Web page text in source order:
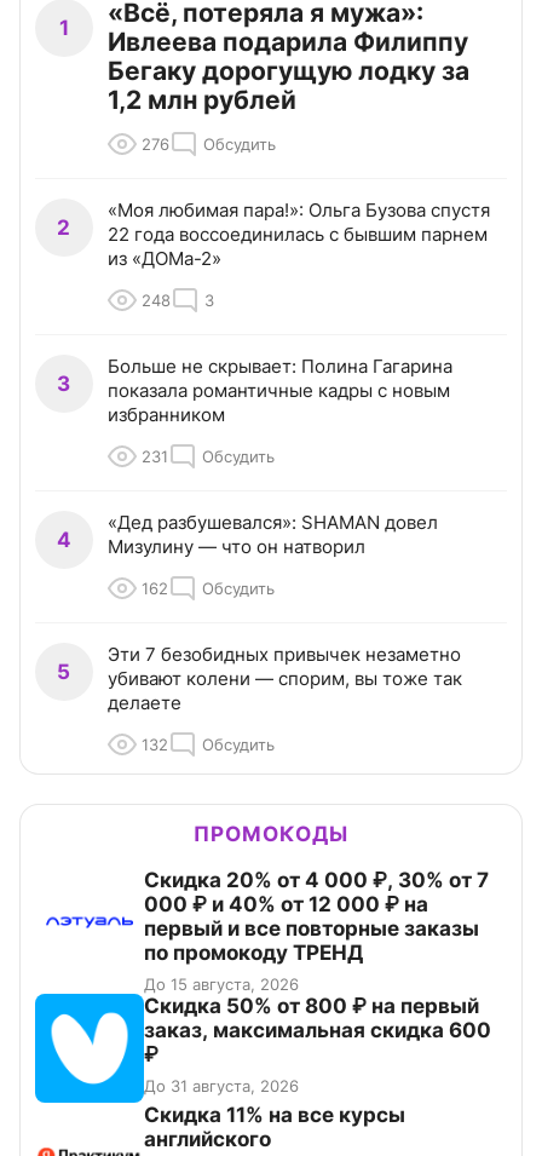
1
«Всё, потеряла я мужа»:
Ивлеева подарила Филиппу
Бегаку дорогущую лодку за
1,2 млн рублей
276 Обсудить
2
«Моя любимая пара!»: Ольга Бузова спустя
22 года воссоединилась с бывшим парнем
из «ДОМа-2»
248 3
3
Больше не скрывает: Полина Гагарина
показала романтичные кадры с новым
избранником
231 Обсудить
4
«Дед разбушевался»: SHAMAN довел
Мизулину — что он натворил
162 Обсудить
5
Эти 7 безобидных привычек незаметно
убивают колени — спорим, вы тоже так
делаете
132 Обсудить
ПРОМОКОДЫ
Скидка 20% от 4 000 ₽, 30% от 7
000 ₽ и 40% от 12 000 ₽ на
первый и все повторные заказы
по промокоду ТРЕНД
До 15 августа, 2026
Скидка 50% от 800 ₽ на первый
заказ, максимальная скидка 600
₽
До 31 августа, 2026
Скидка 11% на все курсы
английского